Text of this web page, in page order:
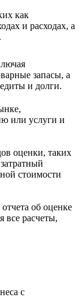
как
и расходах, а
запасы, а
и долги.
или услуги и
оценки, таких
стоимости
об оценке
все расчеты,
с